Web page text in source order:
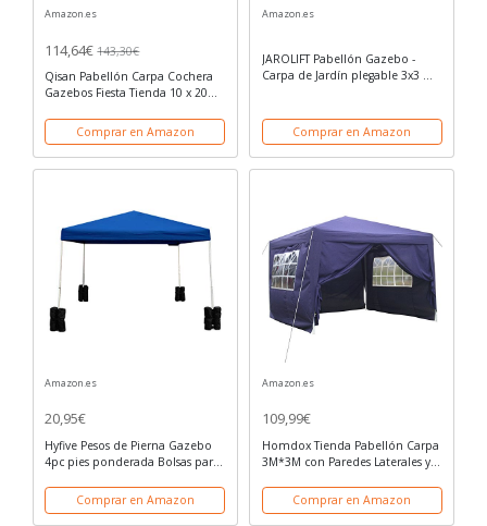
Amazon.es
114,64€143,30€
Qisan Pabellón Carpa Cochera
Gazebos Fiesta Tienda 10 x 20
(Blanco)Comprar en Amazon
Amazon.es
JAROLIFT Pabellón Gazebo -
Carpa de Jardín plegable 3x3 m,
Comprar en Amazon
Amazon.es
20,95€
Hyfive Pesos de Pierna Gazebo
4pc pies ponderada Bolsas para
marquesinaComprar en Amazon
Amazon.es
109,99€
Homdox Tienda Pabellón Carpa
3M*3M con Paredes Laterales y
Eventos, Boda,en Jardín o al Aire
Libre,Morado
Comprar en Amazon